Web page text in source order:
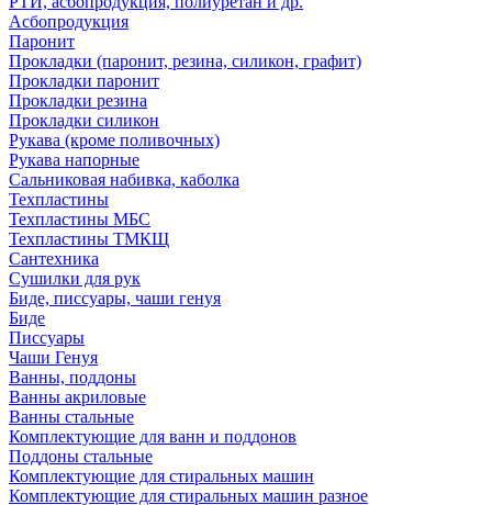
Асбопродукция
Паронит
Прокладки (паронит, резина, силикон, графит)
Прокладки паронит
Прокладки резина
Прокладки силикон
Рукава (кроме поливочных)
Рукава напорные
Сальниковая набивка, каболка
Техпластины
Техпластины МБС
Техпластины ТМКЩ
Сантехника
Сушилки для рук
Биде, писсуары, чаши генуя
Биде
Писсуары
Чаши Генуя
Ванны, поддоны
Ванны акриловые
Ванны стальные
Комплектующие для ванн и поддонов
Поддоны стальные
Комплектующие для стиральных машин
Комплектующие для стиральных машин разное